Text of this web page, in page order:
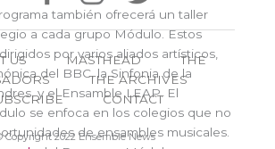
también ofrecerá un taller
a cada grupo Módulo. Estos
por varios aliados artísticos,
del BBC, la Sinfonia de la
y el Ensamble LEAP. El
se enfoca en los colegios que no
de ensambles musicales.
US MASTHEAD
THE
THE ARCHIVES
CONTACT
Copyright 2022 Ensemble News